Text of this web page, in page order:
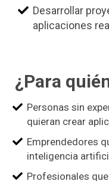
Desarrollar
aplicaciones
¿Para
Personas sin
quieran crear
Emprendedores
inteligencia
Profesionales